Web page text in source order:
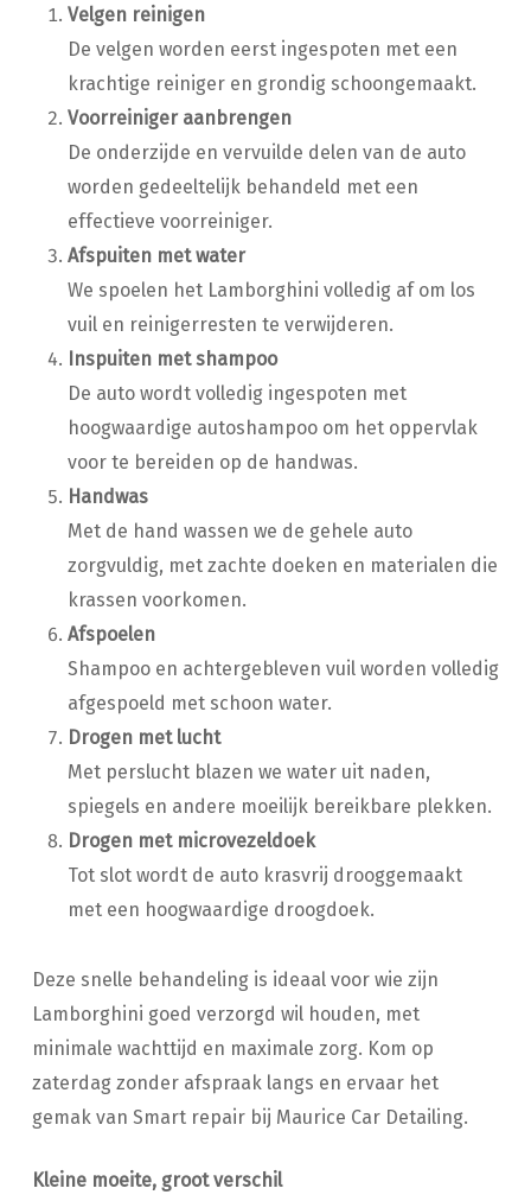
Velgen reinigen
De velgen worden eerst ingespoten met een
krachtige reiniger en grondig schoongemaakt.
Voorreiniger aanbrengen
De onderzijde en vervuilde delen van de auto
worden gedeeltelijk behandeld met een
effectieve voorreiniger.
Afspuiten met water
We spoelen het Lamborghini volledig af om los
vuil en reinigerresten te verwijderen.
Inspuiten met shampoo
De auto wordt volledig ingespoten met
hoogwaardige autoshampoo om het oppervlak
voor te bereiden op de handwas.
Handwas
Met de hand wassen we de gehele auto
zorgvuldig, met zachte doeken en materialen die
krassen voorkomen.
Afspoelen
Shampoo en achtergebleven vuil worden volledig
afgespoeld met schoon water.
Drogen met lucht
Met perslucht blazen we water uit naden,
spiegels en andere moeilijk bereikbare plekken.
Drogen met microvezeldoek
Tot slot wordt de auto krasvrij drooggemaakt
met een hoogwaardige droogdoek.
Deze snelle behandeling is ideaal voor wie zijn
Lamborghini goed verzorgd wil houden, met
minimale wachttijd en maximale zorg. Kom op
zaterdag zonder afspraak langs en ervaar het
gemak van Smart repair bij Maurice Car Detailing.
Kleine moeite, groot verschil